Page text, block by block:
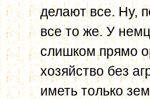
делают все. Ну,
все то же. У
слишком прямо
хозяйство без
иметь только